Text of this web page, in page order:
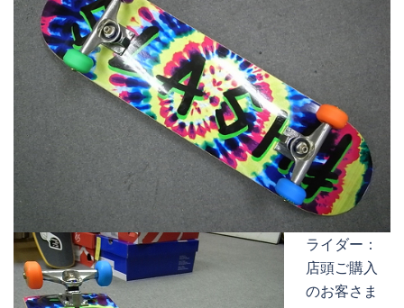
ライダー：
店頭ご購入
のお客さま